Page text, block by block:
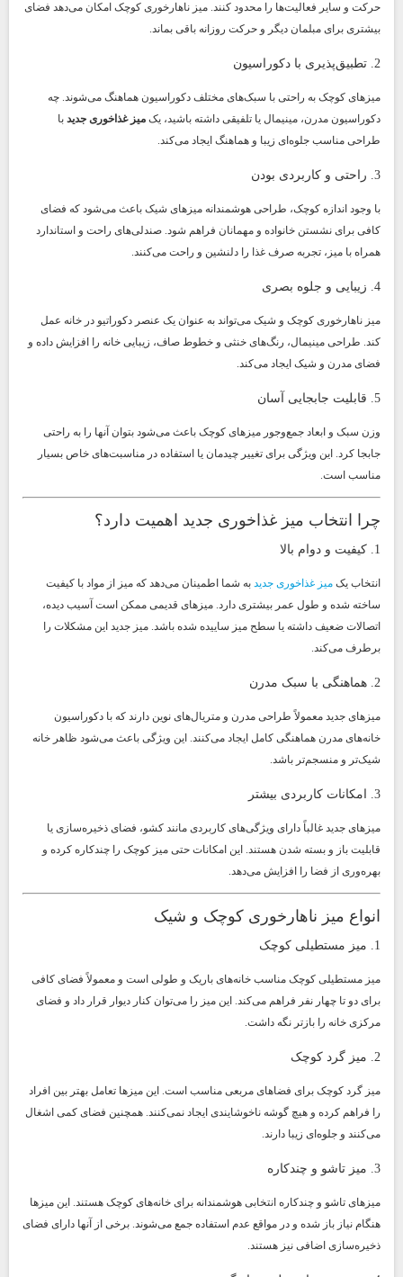
حرکت و سایر فعالیت‌ها را محدود کنند. میز ناهارخوری کوچک امکان می‌دهد فضای
بیشتری برای مبلمان دیگر و حرکت روزانه باقی بماند.
2. تطبیق‌پذیری با دکوراسیون
میزهای کوچک به راحتی با سبک‌های مختلف دکوراسیون هماهنگ می‌شوند. چه
دکوراسیون مدرن، مینیمال یا تلفیقی داشته باشید، یک میز غذاخوری جدید با
طراحی مناسب جلوه‌ای زیبا و هماهنگ ایجاد می‌کند.
3. راحتی و کاربردی بودن
با وجود اندازه کوچک، طراحی هوشمندانه میزهای شیک باعث می‌شود که فضای
کافی برای نشستن خانواده و مهمانان فراهم شود. صندلی‌های راحت و استاندارد
همراه با میز، تجربه صرف غذا را دلنشین و راحت می‌کنند.
4. زیبایی و جلوه بصری
میز ناهارخوری کوچک و شیک می‌تواند به عنوان یک عنصر دکوراتیو در خانه عمل
کند. طراحی مینیمال، رنگ‌های خنثی و خطوط صاف، زیبایی خانه را افزایش داده و
فضای مدرن و شیک ایجاد می‌کند.
5. قابلیت جابجایی آسان
وزن سبک و ابعاد جمع‌وجور میزهای کوچک باعث می‌شود بتوان آنها را به راحتی
جابجا کرد. این ویژگی برای تغییر چیدمان یا استفاده در مناسبت‌های خاص بسیار
مناسب است.
چرا انتخاب میز غذاخوری جدید اهمیت دارد؟
1. کیفیت و دوام بالا
انتخاب یک میز غذاخوری جدید به شما اطمینان می‌دهد که میز از مواد با کیفیت
ساخته شده و طول عمر بیشتری دارد. میزهای قدیمی ممکن است آسیب دیده،
اتصالات ضعیف داشته یا سطح میز ساییده شده باشد. میز جدید این مشکلات را
برطرف می‌کند.
2. هماهنگی با سبک مدرن
میزهای جدید معمولاً طراحی مدرن و متریال‌های نوین دارند که با دکوراسیون
خانه‌های مدرن هماهنگی کامل ایجاد می‌کنند. این ویژگی باعث می‌شود ظاهر خانه
شیک‌تر و منسجم‌تر باشد.
3. امکانات کاربردی بیشتر
میزهای جدید غالباً دارای ویژگی‌های کاربردی مانند کشو، فضای ذخیره‌سازی یا
قابلیت باز و بسته شدن هستند. این امکانات حتی میز کوچک را چندکاره کرده و
بهره‌وری از فضا را افزایش می‌دهد.
انواع میز ناهارخوری کوچک و شیک
1. میز مستطیلی کوچک
میز مستطیلی کوچک مناسب خانه‌های باریک و طولی است و معمولاً فضای کافی
برای دو تا چهار نفر فراهم می‌کند. این میز را می‌توان کنار دیوار قرار داد و فضای
مرکزی خانه را بازتر نگه داشت.
2. میز گرد کوچک
میز گرد کوچک برای فضاهای مربعی مناسب است. این میزها تعامل بهتر بین افراد
را فراهم کرده و هیچ گوشه ناخوشایندی ایجاد نمی‌کنند. همچنین فضای کمی اشغال
می‌کنند و جلوه‌ای زیبا دارند.
3. میز تاشو و چندکاره
میزهای تاشو و چندکاره انتخابی هوشمندانه برای خانه‌های کوچک هستند. این میزها
هنگام نیاز باز شده و در مواقع عدم استفاده جمع می‌شوند. برخی از آنها دارای فضای
ذخیره‌سازی اضافی نیز هستند.